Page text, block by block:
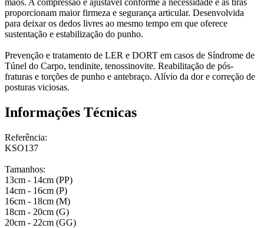
proporcionam maior firmeza e segurança articular. Desenvolvida
para deixar os dedos livres ao mesmo tempo em que oferece
sustentação e estabilização do punho.
Prevenção e tratamento de LER e DORT em casos de Síndrome de
Túnel do Carpo, tendinite, tenossinovite. Reabilitação de pós-
fraturas e torções de punho e antebraço. Alívio da dor e correção de
posturas viciosas.
Informações Técnicas
Referência:
KSO137
Tamanhos:
13cm - 14cm (PP)
14cm - 16cm (P)
16cm - 18cm (M)
18cm - 20cm (G)
20cm - 22cm (GG)